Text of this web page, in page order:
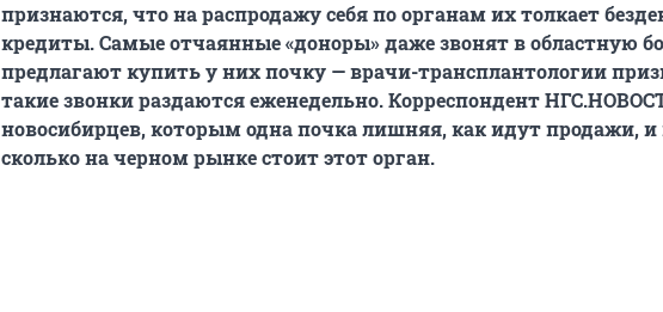
признаются, что на распродажу себя по органам их толкает
кредиты. Самые отчаянные «доноры» даже звонят в областную
предлагают купить у них почку — врачи-трансплантологии
такие звонки раздаются еженедельно. Корреспондент
новосибирцев, которым одна почка лишняя, как идут продажи,
сколько на черном рынке стоит этот орган.